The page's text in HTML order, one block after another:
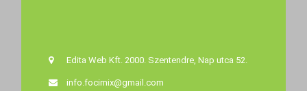
Edita Web Kft. 2000. Szentendre, Nap utca 52.
info.focimix@gmail.com